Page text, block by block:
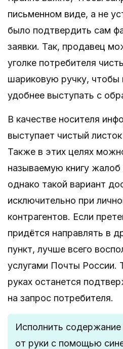
письменном виде, а не
было подтвердить сам
заявки. Так, продавец
уголке потребителя
шариковую ручку,
удобнее выступать с
В качестве носителя
выступает чистый
Также в этих целях
называемую книгу
однако такой вариант
исключительно при
контрагентов. Если
придётся направлять в
пункт, лучше всего
услугами Почты России.
руках останется
на запрос потребителя.
Исполнить
от руки с помощью